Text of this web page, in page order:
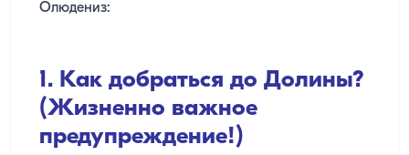
Олюдениз:
1. Как добраться до Долины?
(Жизненно важное
предупреждение!)